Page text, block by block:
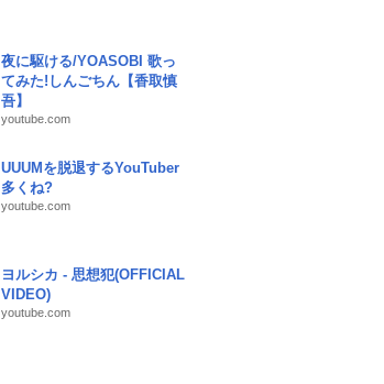
夜に駆ける/YOASOBI 歌っ
てみた!しんごちん【香取慎
吾】
youtube.com
UUUMを脱退するYouTuber
多くね?
youtube.com
ヨルシカ - 思想犯(OFFICIAL
VIDEO)
youtube.com